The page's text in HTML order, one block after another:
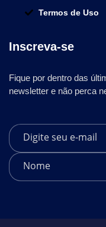
Termos de Uso
Inscreva-se
Fique por dentro das
newsletter e não perca